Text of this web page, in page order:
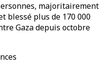
majoritairement
blessé plus de 170 000
Gaza depuis octobre